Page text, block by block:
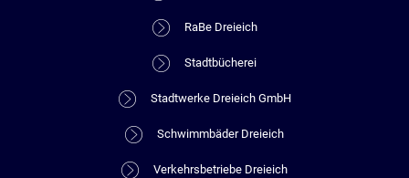
RaBe Dreieich
Stadtbücherei
Stadtwerke Dreieich GmbH
Schwimmbäder Dreieich
Verkehrsbetriebe Dreieich